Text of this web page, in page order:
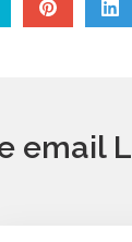
email